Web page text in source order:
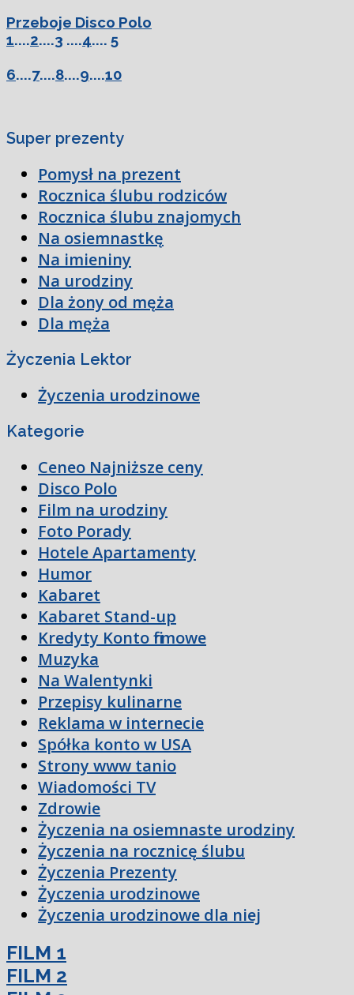
Przeboje Disco Polo
1....2....3 ....4.... 5
6....7....8....9....10
Super prezenty
Pomysł na prezent
Rocznica ślubu rodziców
Rocznica ślubu znajomych
Na osiemnastkę
Na imieniny
Na urodziny
Dla żony od męża
Dla męża
Życzenia Lektor
Życzenia urodzinowe
Kategorie
Ceneo Najniższe ceny
Disco Polo
Film na urodziny
Foto Porady
Hotele Apartamenty
Humor
Kabaret
Kabaret Stand-up
Kredyty Konto firmowe
Muzyka
Na Walentynki
Przepisy kulinarne
Reklama w internecie
Spółka konto w USA
Strony www tanio
Wiadomości TV
Zdrowie
Życzenia na osiemnaste urodziny
Życzenia na rocznicę ślubu
Życzenia Prezenty
Życzenia urodzinowe
Życzenia urodzinowe dla niej
FILM 1
FILM 2